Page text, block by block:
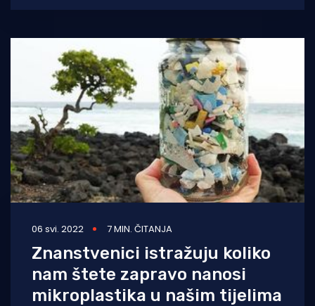
godine kada je oko
06 svi. 2022 7 MIN. ČITANJA
Znanstvenici istražuju koliko
nam štete zapravo nanosi
mikroplastika u našim tijelima